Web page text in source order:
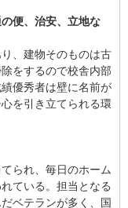
便、治安、立地な
、建物そのものは古
をするので校舎内部
優秀者は壁に名前が
を引き立てられる環
られ、毎日のホーム
ている。担当となる
ベテランが多く、国